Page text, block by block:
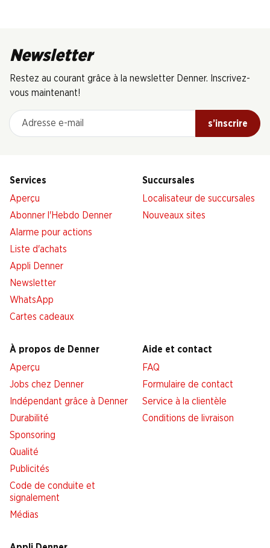
Newsletter
Restez au courant grâce à la newsletter Denner. Inscrivez-
vous maintenant!
Adresse e-mail
s’inscrire
Services
Aperçu
Abonner l'Hebdo Denner
Alarme pour actions
Liste d'achats
Appli Denner
Newsletter
WhatsApp
Cartes cadeaux
Succursales
Localisateur de succursales
Nouveaux sites
À propos de Denner
Aperçu
Jobs chez Denner
Indépendant grâce à Denner
Durabilité
Sponsoring
Qualité
Publicités
Code de conduite et
signalement
Médias
Aide et contact
FAQ
Formulaire de contact
Service à la clientèle
Conditions de livraison